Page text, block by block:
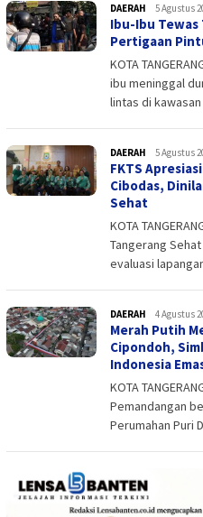
DAERAH admin
5 Agustus
Ibu-Ibu
Pertigaan
KOTA
ibu meninggal
lintas di
DAERAH admin
5 Agustus
FKTS
Cibodas,
Sehat
KOTA
Tangerang
evaluasi
DAERAH admin
4 Agustus
Merah Putih
Cipondoh,
Indonesia
KOTA
Pemandangan
Perumahan Puri